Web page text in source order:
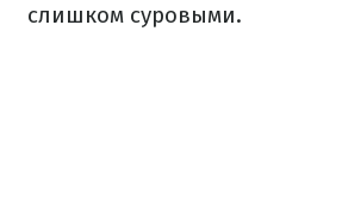
слишком суровыми.